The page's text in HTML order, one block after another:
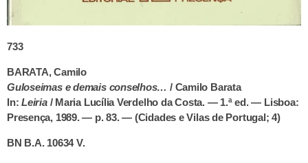
733
BARATA, Camilo
Guloseimas e demais conselhos… / Camilo Barata
In:Leiria/ Maria Lucília Verdelho da Costa. — 1.ª ed. — Lisboa:
Presença, 1989. — p. 83. — (Cidades e Vilas de Portugal; 4)
BN B.A. 10634 V.